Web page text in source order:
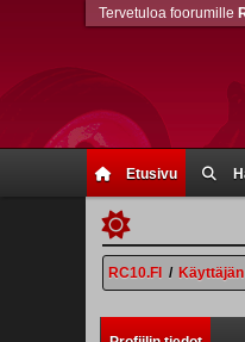
Etusivu
Tervetuloa foorumille
RC10.FI /